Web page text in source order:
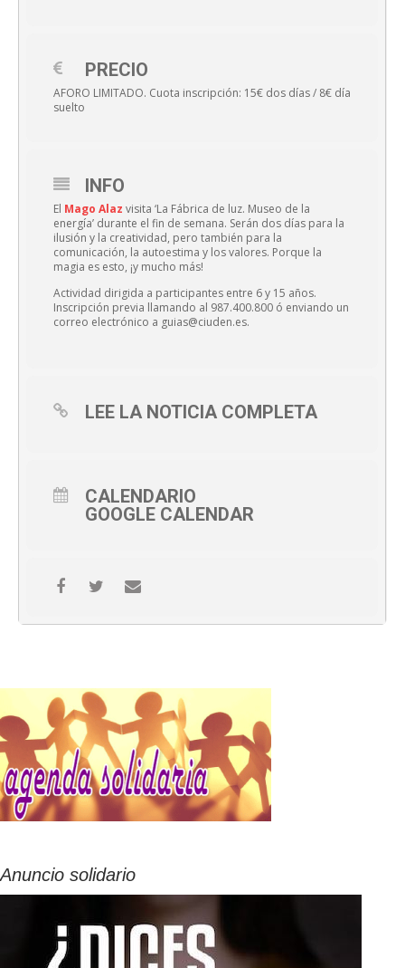
PRECIO
AFORO LIMITADO. Cuota inscripción: 15€ dos días / 8€ día
suelto
INFO
El Mago Alaz visita ‘La Fábrica de luz. Museo de la
energía’ durante el fin de semana. Serán dos días para la
ilusión y la creatividad, pero también para la
comunicación, la autoestima y los valores. Porque la
magia es esto, ¡y mucho más!
Actividad dirigida a participantes entre 6 y 15 años.
Inscripción previa llamando al 987.400.800 ó enviando un
correo electrónico a guias@ciuden.es.
LEE LA NOTICIA COMPLETA
CALENDARIO
GOOGLE CALENDAR
Anuncio solidario